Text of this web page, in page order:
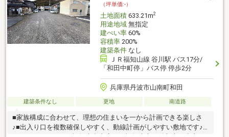
（坪単価:-）
土地面積633.21m2
用途地域無指定
建ぺい率60%
容積率200%
建築条件なし
ＪＲ福知山線 谷川駅 バス17分/
「和田中町停」バス停 停歩2分
兵庫県丹波市山南町和田
建築条件なし 更地 南道路
■家族構成に合わせて、理想の住まいを一から計画できる楽しさ
♪■出入り口を複数確保しやすく、動線計画がしやすい敷地です♪○